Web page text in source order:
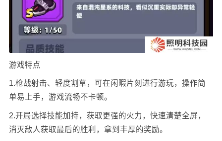
游戏特点
1.枪战射击、轻度割草，可在闲暇片刻进行游玩，操作简
单易上手，游戏流畅不卡顿。
2.开局选择技能加持，获取更强的火力，快速清楚全屏，
消灭敌人获取最后的胜利，拿到丰厚的奖励。